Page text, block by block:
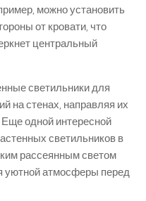
можно установить
от кровати, что
центральный
светильники для
на стенах, направляя их
Еще одной интересной
светильников в
рассеянным светом
уютной атмосферы перед